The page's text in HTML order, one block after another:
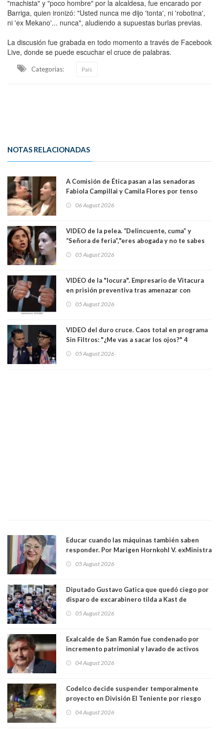
"machista" y "poco hombre" por la alcaldesa, fue encarado por
Barriga, quien ironizó: "Usted nunca me dijo 'tonta', ni 'robotina',
ni 'ex Mekano'... nunca", aludiendo a supuestas burlas previas.
La discusión fue grabada en todo momento a través de Facebook
Live, donde se puede escuchar el cruce de palabras.
Categorias: País
NOTAS RELACIONADAS
A Comisión de Ética pasan a las senadoras
Fabiola Campillai y Camila Flores por tenso
06 August 2026
VIDEO de la pelea. “Delincuente, cuma” y
“Señora de feria”,"eres abogada y no te sabes
senadoras Camila Flores y Fabiola Campillai en
05 August 2026
VIDEO de la "locura". Empresario de Vitacura
en prisión preventiva tras amenazar con
Los persiguió en potente camioneta
05 August 2026
VIDEO del duro cruce. Caos total en programa
Sin Filtros: "¿Me vas a sacar los ojos?" 4
excarabinero que dejó ciego a Gustavo Gatica:
05 August 2026
Educar cuando las máquinas también saben
responder. Por Marigen Hornkohl V. exMinistra
05 August 2026
Diputado Gustavo Gatica que quedó ciego por
disparo de excarabinero tilda a Kast de
absolución del exuniformado. Presidente DC
05 August 2026
Exalcalde de San Ramón fue condenado por
incremento patrimonial y lavado de activos
04 August 2026
Codelco decide suspender temporalmente
proyecto en División El Teniente por riesgo
04 August 2026